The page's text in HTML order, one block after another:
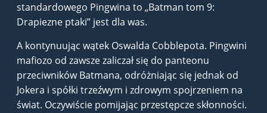
standardowego Pingwina to „Batman tom 9:
Drapiezne ptaki” jest dla was.
A kontynuując wątek Oswalda Cobblepota. Pingwini
mafiozo od zawsze zaliczał się do panteonu
przeciwników Batmana, odróżniając się jednak od
Jokera i spółki trzeźwym i zdrowym spojrzeniem na
świat. Oczywiście pomijając przestępcze skłonności.